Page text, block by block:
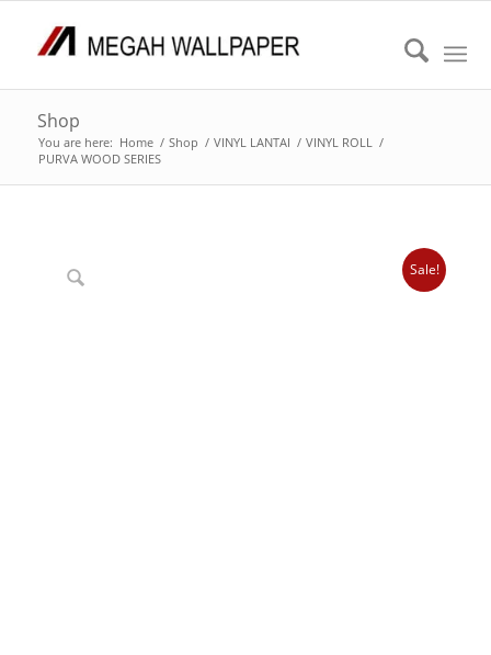
Shop
You are here: Home / Shop / VINYL LANTAI / VINYL ROLL /
PURVA WOOD SERIES
Sale!